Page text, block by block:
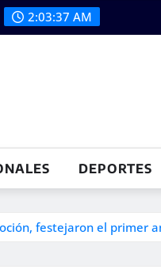
2:03:38 AM
DEPORTES
festejaron el primer